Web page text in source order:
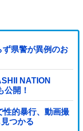
県警が異例のお
NATION
公開！
性的暴行、動画撮
つかる